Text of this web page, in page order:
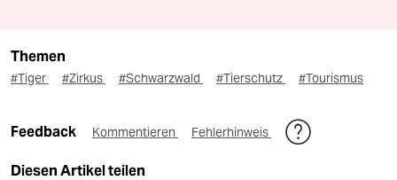
Themen
#Tiger #Zirkus #Schwarzwald #Tierschutz #Tourismus
Feedback Kommentieren Fehlerhinweis
Diesen Artikel teilen